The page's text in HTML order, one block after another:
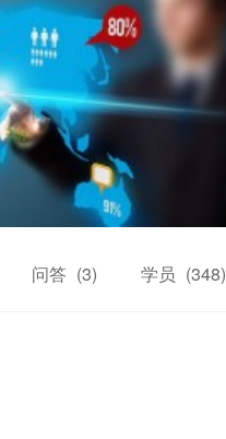
问答 (3) 学员 (348)